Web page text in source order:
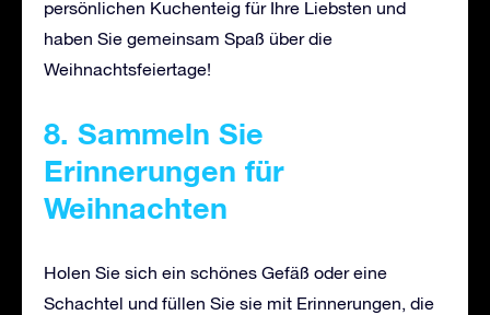
persönlichen Kuchenteig für Ihre Liebsten und
haben Sie gemeinsam Spaß über die
Weihnachtsfeiertage!
8. Sammeln Sie
Erinnerungen für
Weihnachten
Holen Sie sich ein schönes Gefäß oder eine
Schachtel und füllen Sie sie mit Erinnerungen, die